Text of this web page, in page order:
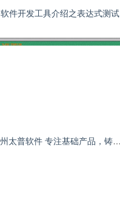
软件开发工具介绍之表达式测试